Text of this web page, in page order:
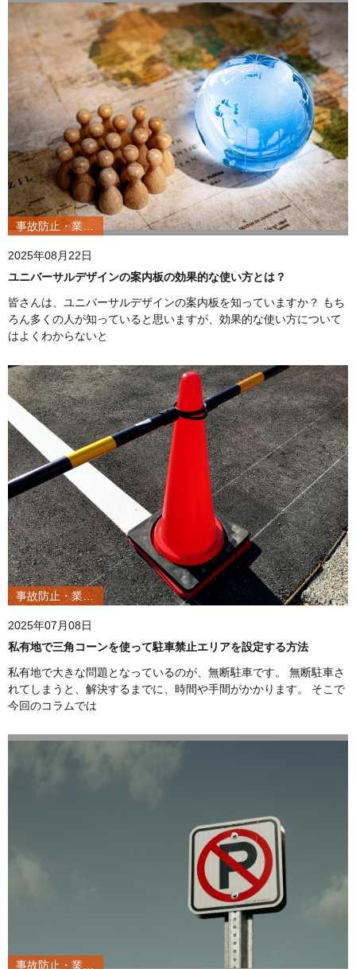
事故防止・業務改善
2025年08月22日
ユニバーサルデザインの案内板の効果的な使い方とは？
皆さんは、ユニバーサルデザインの案内板を知っていますか？ もち
ろん多くの人が知っていると思いますが、効果的な使い方について
はよくわからないと
事故防止・業務改善
2025年07月08日
私有地で三角コーンを使って駐車禁止エリアを設定する方法
私有地で大きな問題となっているのが、無断駐車です。 無断駐車さ
れてしまうと、解決するまでに、時間や手間がかかります。 そこで
今回のコラムでは